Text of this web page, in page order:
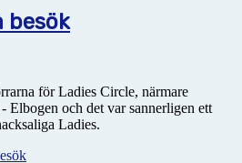
besök
för Ladies Circle, närmare
Elbogen och det var sannerligen ett
Ladies.